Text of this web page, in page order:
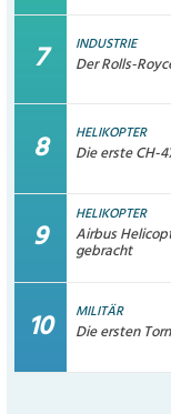
INDUSTRIE
Der Rolls-
HELIKOPTER
Die erste CH-
HELIKOPTER
Airbus
gebracht
MILITÄR
Die ersten